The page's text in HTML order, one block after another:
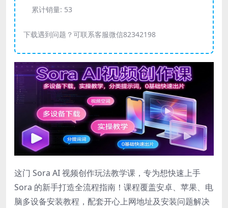
累计销量: 53
下载遇到问题？可联系客服微信82342198
这门 Sora AI 视频创作玩法教学课，专为想快速上手
Sora 的新手打造全流程指南！课程覆盖安卓、苹果、电
脑多设备安装教程，配套开心上网地址及安装问题解决